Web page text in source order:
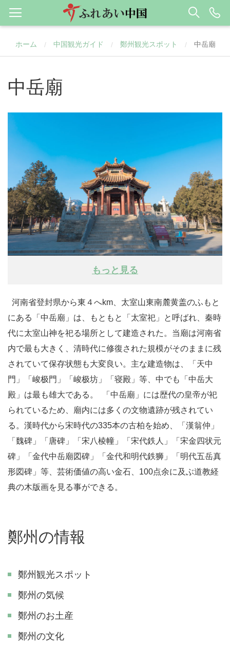
ホーム / 中国観光ガイド / 鄭州観光スポット / 中岳廟
中岳廟
もっと見る
河南省登封県から東４へkm、太室山東南麓黄盖のふもと
にある「中岳廟」は、もともと「太室祀」と呼ばれ、秦時
代に太室山神を祀る場所として建造された。当廟は河南省
内で最も大きく、清時代に修復された規模がそのままに残
されていて保存状態も大変良い。主な建造物は、「天中
門」「峻极門」「峻极坊」「寝殿」等、中でも「中岳大
殿」は最も雄大である。 「中岳廟」には歴代の皇帝が祀
られているため、廟内には多くの文物遺跡が残されてい
る。漢時代から宋時代の335本の古柏を始め、「漢翁仲」
「魏碑」「唐碑」「宋八棱幢」「宋代鉄人」「宋金四状元
碑」「金代中岳廟図碑」「金代和明代鉄狮」「明代五岳真
形図碑」等、芸術価値の高い金石、100点余に及ぶ道教経
典の木版画を見る事ができる。
鄭州の情報
鄭州観光スポット
鄭州の気候
鄭州のお土産
鄭州の文化